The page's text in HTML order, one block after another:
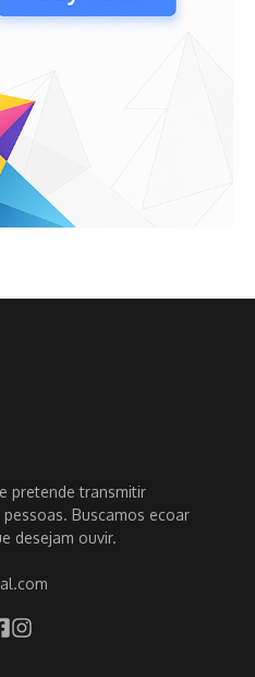
pretende transmitir
Buscamos ecoar
desejam ouvir.